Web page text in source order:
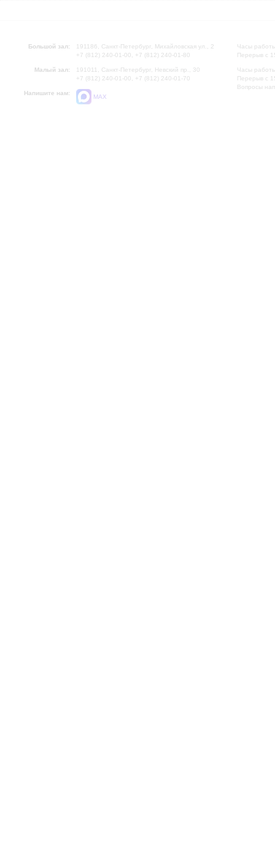
Большой зал:
191186, Санкт-Петербург, Михайловская ул., 2
+7 (812) 240-01-00, +7 (812) 240-01-80
Малый зал:
191011, Санкт-Петербург, Невский пр., 30
+7 (812) 240-01-00, +7 (812) 240-01-70
Напишите нам:
MAX
Часы
Перерыв с
Часы
Перерыв с
Вопросы